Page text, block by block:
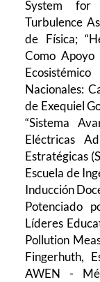
System for
Turbulence
de Física;
Como
Nacionales:
de Exequiel
“Sistema
Eléctricas
Estratégicas
Escuela de
Inducción
Potenciado
Líderes
Pollution
Fingerhuth,
AWEN -